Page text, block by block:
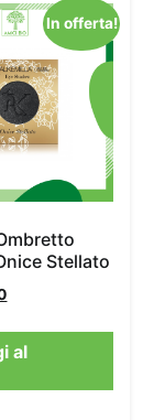
In offerta!
Stellato
al